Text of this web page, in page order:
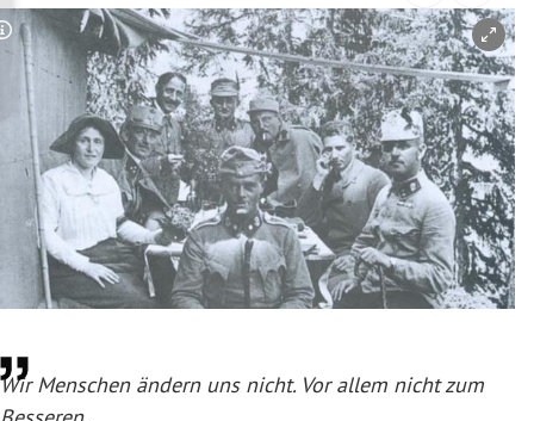
Untermenü
Untermenü
Untermenü
Untermenü
Untermenü
Untermenü
Untermenü
Copyright-Hinweis öffnen/schließen
Wir Menschen ändern uns nicht. Vor allem nicht zum